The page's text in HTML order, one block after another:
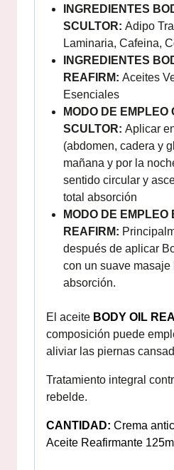
INGREDIENTES
SCULTOR: Adipo
Laminaria, Cafeina,
INGREDIENTES
REAFIRM: Aceites
Esenciales
MODO DE EMPLEO
SCULTOR: Aplicar
(abdomen, cadera y
mañana y por la
sentido circular y
total absorción
MODO DE EMPLEO
REAFIRM:
después de aplicar
con un suave masaje
absorción.
El aceite BODY OIL
composición puede
aliviar las piernas
Tratamiento integral
rebelde.
CANTIDAD: Crema
Aceite Reafirmante